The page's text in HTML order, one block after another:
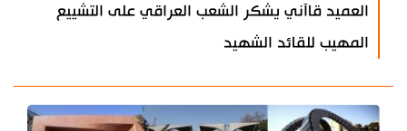
العميد قاآني يشكر الشعب العراقي على التشييع
المهيب للقائد الشهيد